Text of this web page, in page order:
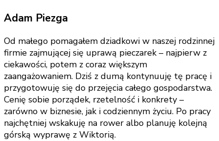
Adam Piezga
Od małego pomagałem dziadkowi w naszej rodzinnej
firmie zajmującej się uprawą pieczarek – najpierw z
ciekawości, potem z coraz większym
zaangażowaniem. Dziś z dumą kontynuuję tę pracę i
przygotowuję się do przejęcia całego gospodarstwa.
Cenię sobie porządek, rzetelność i konkrety –
zarówno w biznesie, jak i codziennym życiu. Po pracy
najchętniej wskakuję na rower albo planuję kolejną
górską wyprawę z Wiktorią.